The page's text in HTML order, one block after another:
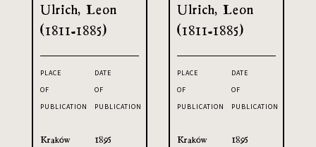
Ulrich, Leon
(1811-1885)
PLACE
OF
PUBLICATION
Kraków
DATE
OF
PUBLICATION
1895
Ulrich, Leon
(1811-1885)
PLACE
OF
PUBLICATION
Kraków
DATE
OF
PUBLICATION
1895